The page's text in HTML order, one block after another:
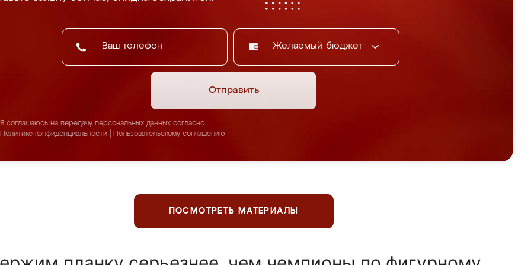
Желаемый бюджет
Отправить
Я соглашаюсь на передачу персональных данных согласно
Политике конфиденциальности
Пользовательскому соглашению
ПОСМОТРЕТЬ МАТЕРИАЛЫ